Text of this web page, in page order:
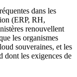
dans les
(ERP, RH,
renouvellent
les organismes
souveraines, et les
dont les exigences de